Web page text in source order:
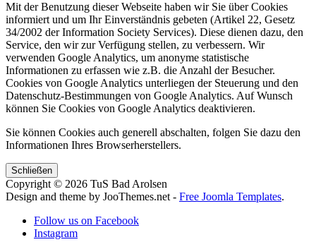
Mit der Benutzung dieser Webseite haben wir Sie über Cookies
informiert und um Ihr Einverständnis gebeten (Artikel 22, Gesetz
34/2002 der Information Society Services). Diese dienen dazu, den
Service, den wir zur Verfügung stellen, zu verbessern. Wir
verwenden Google Analytics, um anonyme statistische
Informationen zu erfassen wie z.B. die Anzahl der Besucher.
Cookies von Google Analytics unterliegen der Steuerung und den
Datenschutz-Bestimmungen von Google Analytics. Auf Wunsch
können Sie Cookies von Google Analytics deaktivieren.
Sie können Cookies auch generell abschalten, folgen Sie dazu den
Informationen Ihres Browserherstellers.
Schließen
Copyright © 2026 TuS Bad Arolsen
Design and theme by JooThemes.net - Free Joomla Templates.
Follow us on Facebook
Instagram